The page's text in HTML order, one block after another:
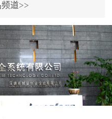
用了具有仲裁机制和冗余
校验的总线传输技术、线
路状态检测与保护技术、
后向光电感烟探测技术、
高可靠的系统抗干扰技术
等多项专利技术和专有技
道>>